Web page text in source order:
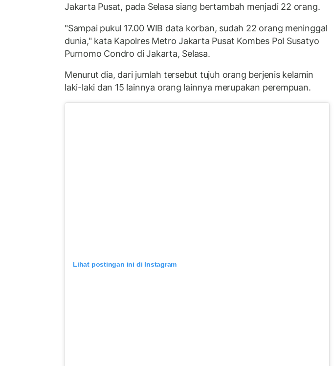
Jakarta Pusat, pada Selasa siang bertambah menjadi 22 orang.
"Sampai pukul 17.00 WIB data korban, sudah 22 orang meninggal
dunia," kata Kapolres Metro Jakarta Pusat Kombes Pol Susatyo
Purnomo Condro di Jakarta, Selasa.
Menurut dia, dari jumlah tersebut tujuh orang berjenis kelamin
laki-laki dan 15 lainnya orang lainnya merupakan perempuan.
Lihat postingan ini di Instagram